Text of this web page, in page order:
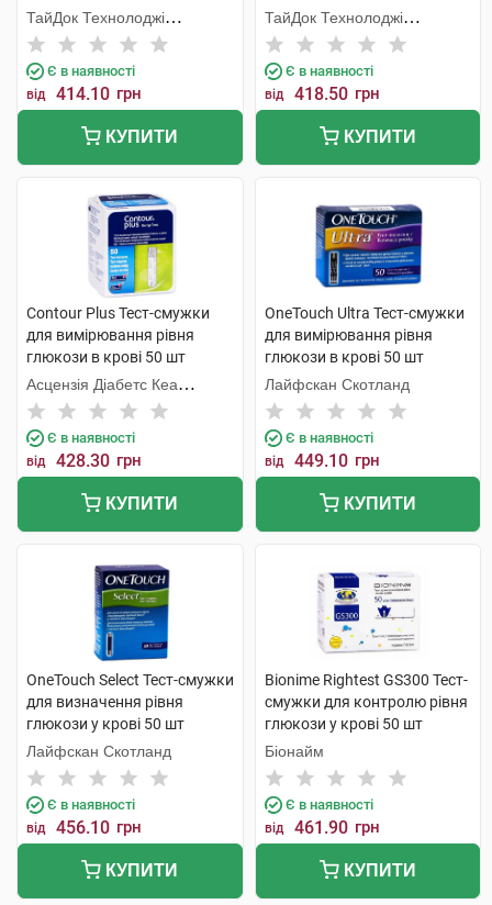
ТайДок Технолоджі
Корпорейшн
Є в наявності
від 414.10 грн
КУПИТИ
ТайДок Технолоджі
Корпорейшн
Є в наявності
від 418.50 грн
КУПИТИ
Contour Plus Тест-смужки
для вимірювання рівня
глюкози в крові 50 шт
Асцензія Діабетс Кеа
Холдінгс
Є в наявності
від 428.30 грн
КУПИТИ
OneTouch Ultra Тест-смужки
для вимірювання рівня
глюкози в крові 50 шт
Лайфскан Скотланд
Є в наявності
від 449.10 грн
КУПИТИ
OneTouch Select Тест-смужки
для визначення рівня
глюкози у крові 50 шт
Лайфскан Скотланд
Є в наявності
від 456.10 грн
КУПИТИ
Bionime Rightest GS300 Тест-
смужки для контролю рівня
глюкози у крові 50 шт
Біонайм
Є в наявності
від 461.90 грн
КУПИТИ